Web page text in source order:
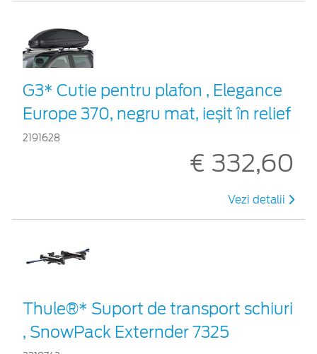
G3* Cutie pentru plafon , Elegance
Europe 370, negru mat, ieșit în relief
2191628
€ 332,60
Vezi detalii
Thule®* Suport de transport schiuri
, SnowPack Externder 7325